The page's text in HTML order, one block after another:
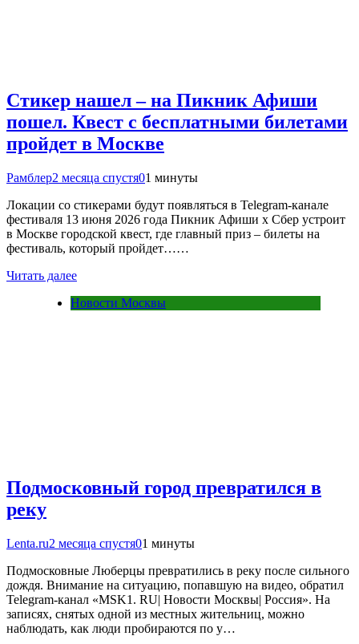
Стикер нашел – на Пикник Афиши
пошел. Квест с бесплатными билетами
пройдет в Москве
Рамблер2 месяца спустя01 минуты
Локации со стикерами будут появляться в Telegram-канале
фестиваля 13 июня 2026 года Пикник Афиши х Сбер устроит
в Москве городской квест, где главный приз – билеты на
фестиваль, который пройдет……
Читать далее
Новости Москвы
Подмосковный город превратился в
реку
Lenta.ru2 месяца спустя01 минуты
Подмосковные Люберцы превратились в реку после сильного
дождя. Внимание на ситуацию, попавшую на видео, обратил
Telegram-канал «MSK1. RU| Новости Москвы| Россия». На
записях, снятых одной из местных жительниц, можно
наблюдать, как люди пробираются по у…